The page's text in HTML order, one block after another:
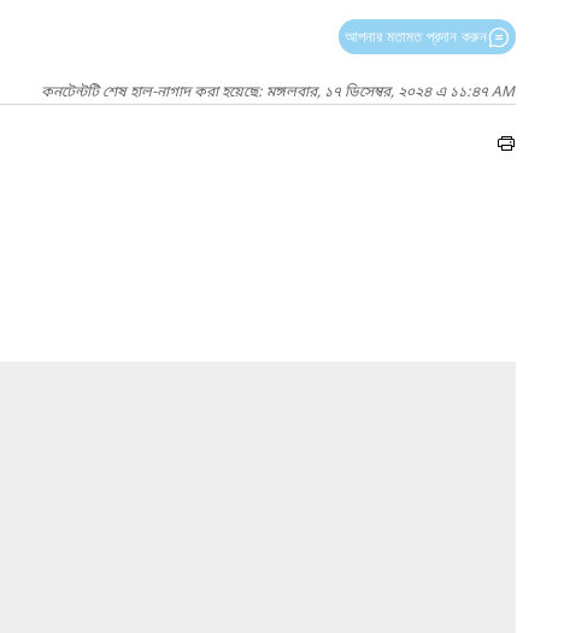
আপনার মতামত প্রদান করুন
কনটেন্টটি শেষ হাল-নাগাদ করা হয়েছে: মঙ্গলবার, ১৭ ডিসেম্বর, ২০২৪ এ ১১:৪৭ AM